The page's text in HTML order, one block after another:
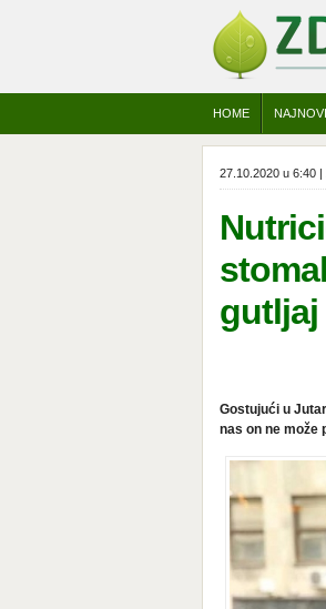
HOME
27.10.2020 u 6:40 |
gutljaj
Gostujući u
nas on ne može